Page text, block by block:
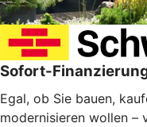
Sofort-
Egal, ob Sie bauen,
modernisieren wollen –